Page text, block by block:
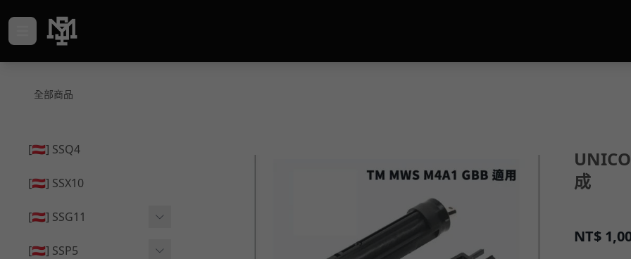
全部商品
[🇦🇹] SSQ4
[🇦🇹] SSX10
[🇦🇹] SSG11
🔄 原廠 ⧸ 零件
[🇦🇹] SSP5
成
NT$